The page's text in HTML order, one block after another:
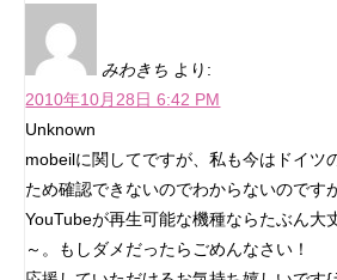
みわきち より:
2010年10月28日 6:42 PM
Unknown
mobeilに関してですが、私も今はドイツ
ため確認できないのでわからないので
YouTubeが再生可能な機種ならたぶん大
～。もしダメだったらごめんなさい！